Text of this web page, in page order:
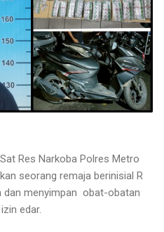
Res Narkoba Polres Metro
seorang remaja berinisial R
menyimpan obat-obatan
edar.